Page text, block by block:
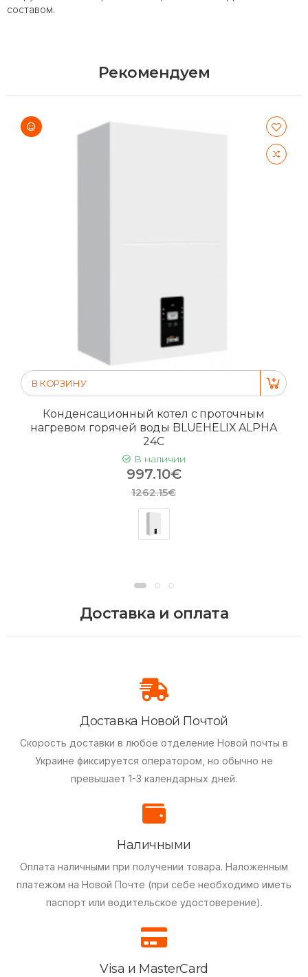
составом.
Рекомендуем
В КОРЗИНУ
Конденсационный котел с проточным
нагревом горячей воды BLUEHELIX ALPHA
24C
В наличии
997.10€
1262.15€
Доставка и оплата
Доставка Новой Почтой
Скорость доставки в любое отделение Новой почты в
Украине фиксируется оператором, но обычно не
превышает 1-3 календарных дней.
Наличными
Оплата наличными при получении товара. Наложенным
платежом на Новой Почте (при себе необходимо иметь
паспорт или водительское удостоверение).
Visa и MasterCard